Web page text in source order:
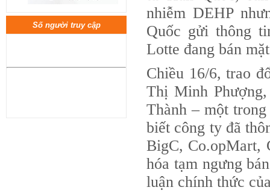
tích lũy và đào thải kim loại nặng
Số người truy cập
nhiễm DEHP
Quốc gửi thông
Lotte đang bán
Chiều 16/6, trao
Thị Minh
Thành – một
biết công ty đã
BigC, Co.opMart,
hóa tạm ngưng
luận chính thức